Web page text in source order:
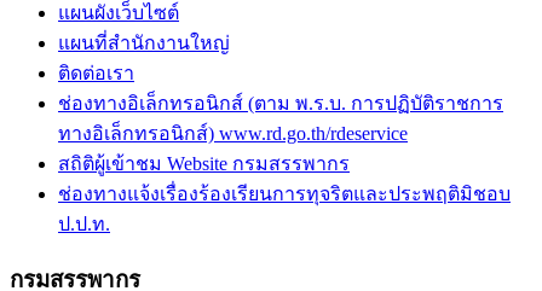
แผนผังเว็บไซต์
แผนที่สำนักงานใหญ่
ติดต่อเรา
ช่องทางอิเล็กทรอนิกส์ (ตาม พ.ร.บ. การปฏิบัติราชการ
ทางอิเล็กทรอนิกส์) www.rd.go.th/rdeservice
สถิติผู้เข้าชม Website กรมสรรพากร
ช่องทางแจ้งเรื่องร้องเรียนการทุจริตและประพฤติมิชอบ
ป.ป.ท.
กรมสรรพากร